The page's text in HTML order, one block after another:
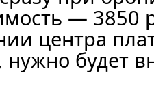
— 3850
центра
нужно будет